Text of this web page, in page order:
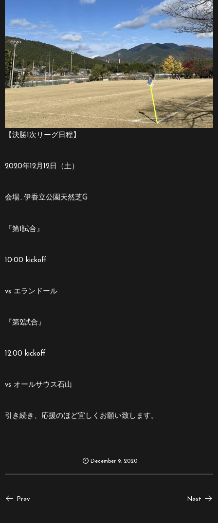
【決勝1次リーグ日程】
2020年12月12日（土）
会場…伊香立公園天然芝G
『第1試合』
10:00 kickoff
vs エランドール
『第2試合』
12:00 kickoff
vs オールサウス石山
引き続き、応援のほど宜しくお願い致します。
December 9, 2020
Prev Next